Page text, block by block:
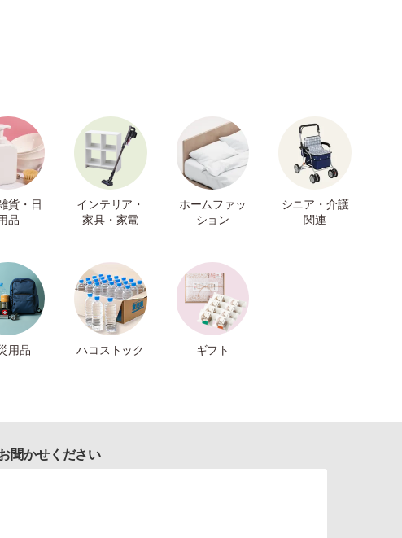
貨・日
品
インテリア・
家具・家電
ホームファッ
ション
シニア・介護
関連
用品 ハコストック ギフト
聞かせください